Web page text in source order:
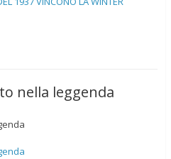
nella leggenda